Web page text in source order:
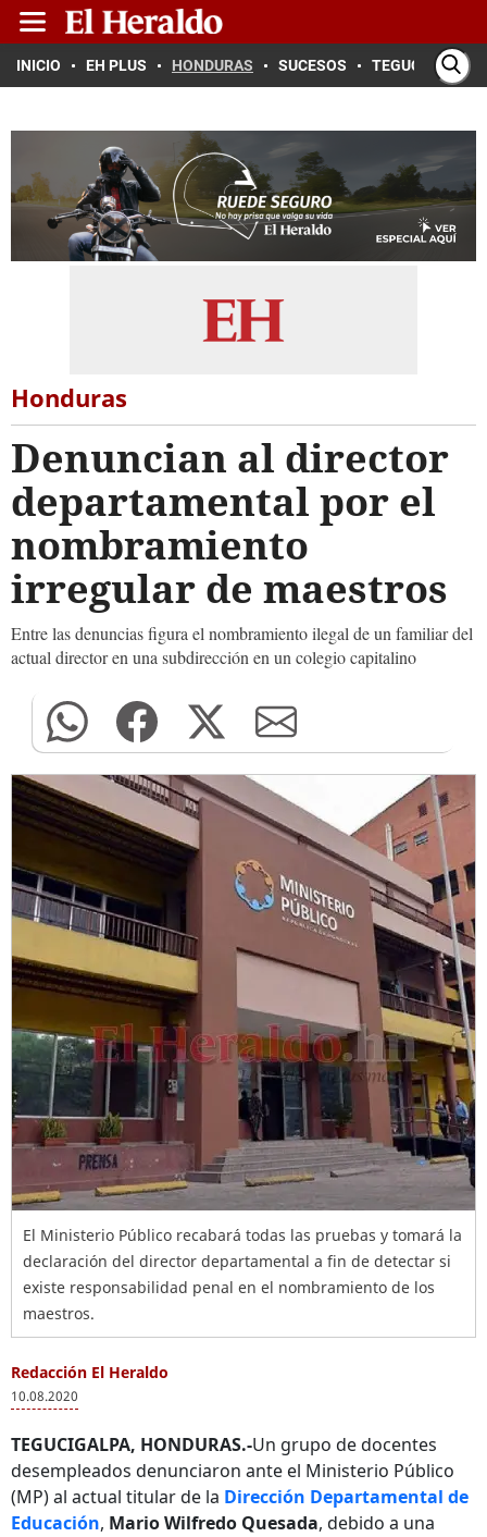
INICIO EH PLUS HONDURAS SUCESOS TEGUCIGALPA
Honduras
Denuncian al director
departamental por el
nombramiento
irregular de maestros
Entre las denuncias figura el nombramiento ilegal de un familiar del
actual director en una subdirección en un colegio capitalino
El Ministerio Público recabará todas las pruebas y tomará la
declaración del director departamental a fin de detectar si
existe responsabilidad penal en el nombramiento de los
maestros.
Redacción El Heraldo
10.08.2020
TEGUCIGALPA, HONDURAS.-Un grupo de docentes
desempleados denunciaron ante el Ministerio Público
(MP) al actual titular de la Dirección Departamental de
Educación, Mario Wilfredo Quesada, debido a una